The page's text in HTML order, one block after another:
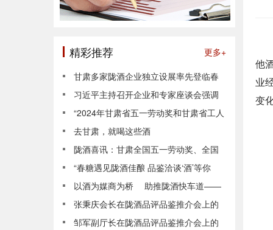
精彩推荐
更多+
甘肃多家陇酒企业独立设展率先登临春
糖会
习近平主持召开企业和专家座谈会强调
紧扣推进中国式现代化主题 进一步全面
深化改革
“2024年甘肃省五一劳动奖和甘肃省工人
先锋号” 酒界精英在这里！
去甘肃，就喝这些酒
陇酒喜讯：甘肃全国五一劳动奖、全国
工人先锋号推荐对象是他们！
“春糖遇见陇酒佳酿 品鉴洽谈‘酒’等你
来”——甘肃陇酒全布局强势亮相春糖
以酒为媒商为桥 助推陇酒快车道——
陇酒品评品鉴暨招商推介会成功举行
张秉庆会长在陇酒品评品鉴推介会上的
陇酒产区推介词
邹军副厅长在陇酒品评品鉴推介会上的
他
业
变